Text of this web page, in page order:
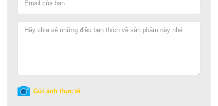
Gửi ảnh thực tế